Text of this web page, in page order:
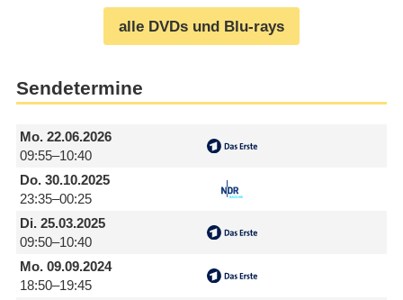
alle DVDs und Blu-rays
Sendetermine
Mo.22.06.2026
09:55–10:40
Do.30.10.2025
23:35–00:25
Di.25.03.2025
09:50–10:40
Mo.09.09.2024
18:50–19:45